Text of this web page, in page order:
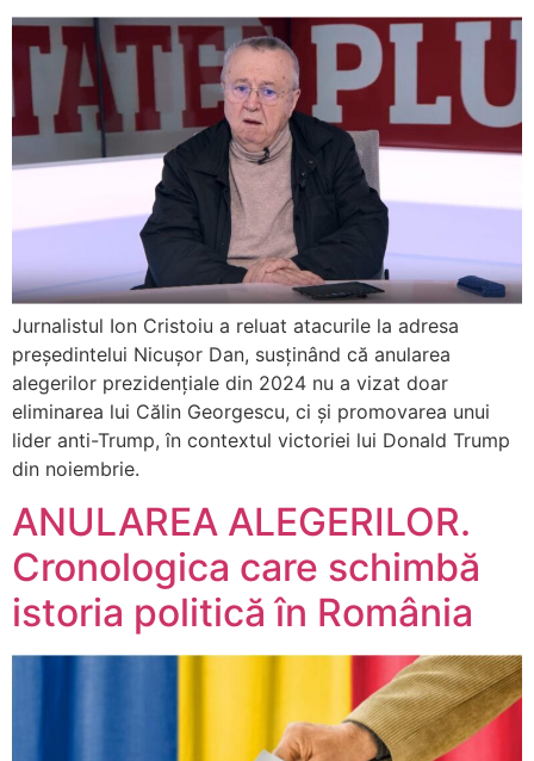
Jurnalistul Ion Cristoiu a reluat atacurile la adresa
președintelui Nicușor Dan, susținând că anularea
alegerilor prezidențiale din 2024 nu a vizat doar
eliminarea lui Călin Georgescu, ci și promovarea unui
lider anti-Trump, în contextul victoriei lui Donald Trump
din noiembrie.
ANULAREA ALEGERILOR.
Cronologica care schimbă
istoria politică în România